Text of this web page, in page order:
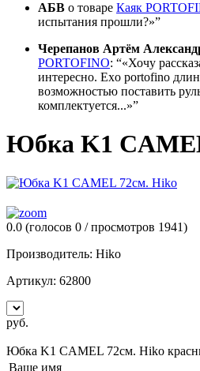
АБВ о товаре Каяк
испытания прошли?»
Черепанов Артём
PORTOFINO:
«Хочу
интересно. Exo portofino
возможностью поставить
комплектуется...»
Юбка K1
0.0 (голосов 0 / просмотров 1941)
Производитель: Hiko
Артикул: 62800
руб.
Юбка K1 CAMEL 72см. Hiko
Ваше имя